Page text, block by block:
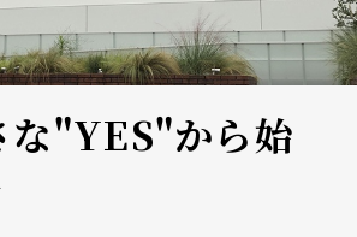
な"YES"から始